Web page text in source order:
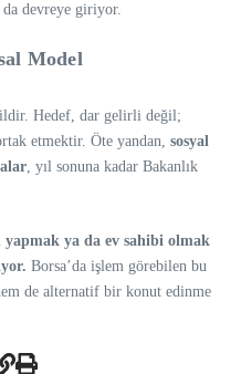
da devreye giriyor.
Model
Hedef, dar gelirli değil;
etmektir. Öte yandan, sosyal
, yıl sonuna kadar Bakanlık
yapmak ya da ev sahibi olmak
Borsa’da işlem görebilen bu
de alternatif bir konut edinme